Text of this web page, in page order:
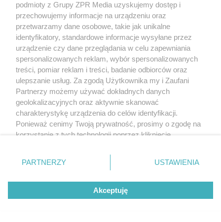
podmioty z Grupy ZPR Media uzyskujemy dostęp i
przechowujemy informacje na urządzeniu oraz
przetwarzamy dane osobowe, takie jak unikalne
identyfikatory, standardowe informacje wysyłane przez
urządzenie czy dane przeglądania w celu zapewniania
spersonalizowanych reklam, wybór spersonalizowanych
treści, pomiar reklam i treści, badanie odbiorców oraz
ulepszanie usług. Za zgodą Użytkownika my i Zaufani
Partnerzy możemy używać dokładnych danych
geolokalizacyjnych oraz aktywnie skanować
charakterystykę urządzenia do celów identyfikacji.
Ponieważ cenimy Twoją prywatność, prosimy o zgodę na
korzystanie z tych technologii poprzez kliknięcie
zmienić/wycofać klikając przycisk ustawień prywatności
znajdujący się w lewym dolnym rogu strony
rodzaje przetwarzania danych nie wymagają zgody
użytkownika, ale masz prawo sprzeciwić się takiemu
przetwarzaniu. Preferencje będą miały zastosowanie tylko
PARTNERZY USTAWIENIA
Akceptuję